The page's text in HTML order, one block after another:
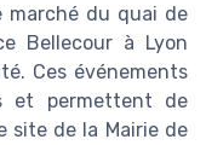
marché du quai de
Bellecour à Lyon
Ces événements
et permettent de
site de la Mairie de